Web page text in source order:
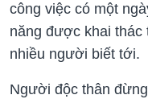
công việc có một
năng được khai
nhiều người biết tới.
Người độc thân